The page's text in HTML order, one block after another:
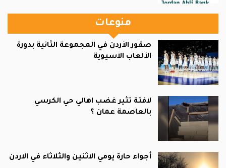
منوعات
صقور الأردن في المجموعة الثانية بدورة
الألعاب الآسيوية
لافتة تثير غضب اهالي حي الكرسي
بالعاصمة عمان ؟
أجواء حارة يومي الاثنين والثلاثاء في الاردن